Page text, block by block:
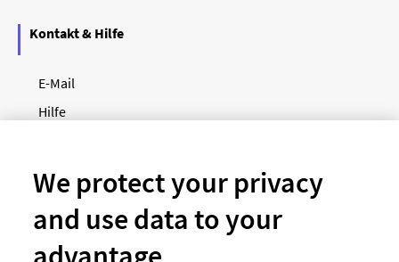
Kontakt & Hilfe
E-Mail
Hilfe
Unsere Zahlungsarten
We protect your privacy
and use data to your